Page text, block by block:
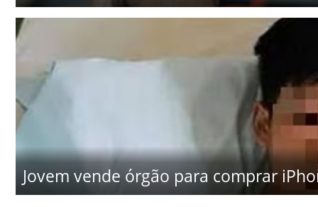
Jovem vende órgão para comprar